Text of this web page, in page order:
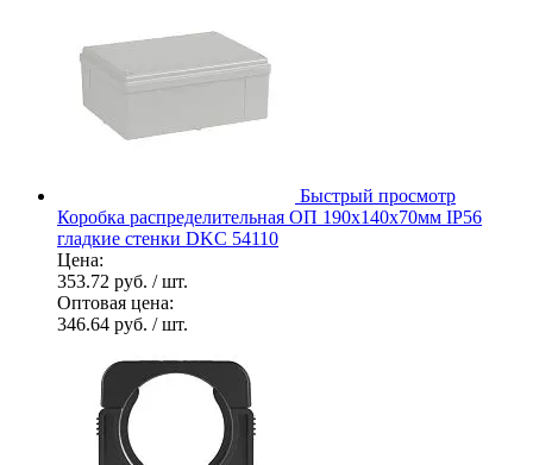
Быстрый просмотр
Коробка распределительная ОП 190х140х70мм IP56
гладкие стенки DKC 54110
Цена:
353.72 руб. / шт.
Оптовая цена:
346.64 руб. / шт.